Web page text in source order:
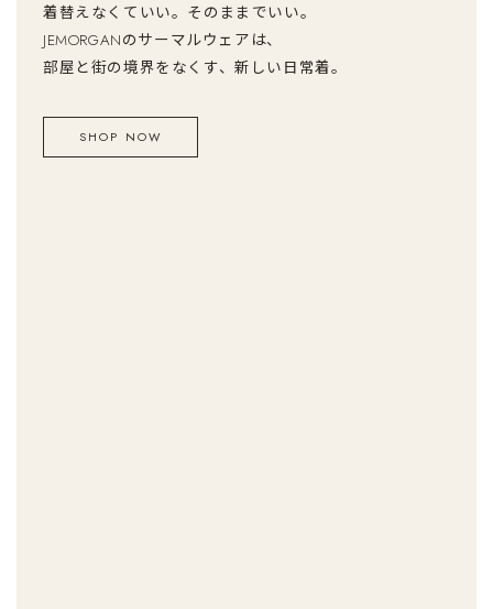
着替えなくていい。そのままでいい。
JEMORGANのサーマルウェアは、
部屋と街の境界をなくす、新しい日常着。
SHOP NOW